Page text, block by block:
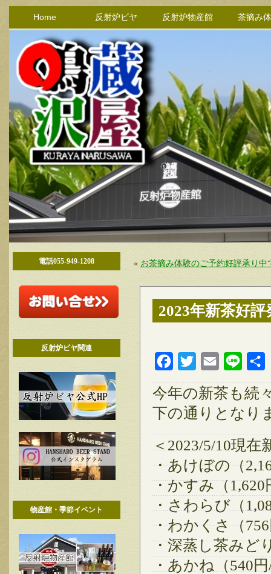
Home 反射炉ビヤ 反射炉物産館 茶摘み
電話055-949-1208
反射炉ビヤ関連
物産館・季節イベント
« お茶摘み体験のご予約好評承り
2023年新茶好
FacebookTwitter Email Line
今年の新茶も続
下の通りとなり
＜2023/5/10現
・あけぼの（
・かすみ（1,620
・さわらび（
・わかくさ（
・深蒸し茶みど
・あかね（540